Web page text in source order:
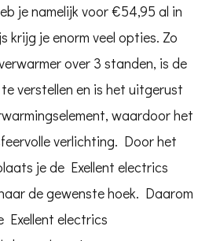
je namelijk voor €54,95 al in
krijg je enorm veel opties. Zo
over 3 standen, is de
verstellen en is het uitgerust
waardoor het
verlichting. Door het
je de Exellent electrics
de gewenste hoek. Daarom
Exellent electrics